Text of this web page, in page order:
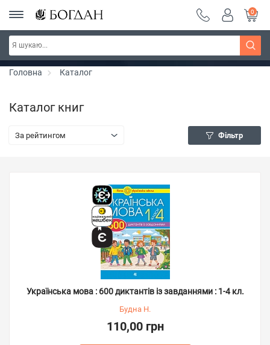
РОЗПРОДАЖ ~ 150 грн ~ 200 грн ~ 250 грн ~
300 грн ~ РОЗПРОДАЖ
Дізнатись більше
0
Головна Каталог
Каталог книг
За рейтингом Фільтр
Українська мова : 600 диктантів із завданнями : 1-4 кл.
Будна Н.
110,00 грн